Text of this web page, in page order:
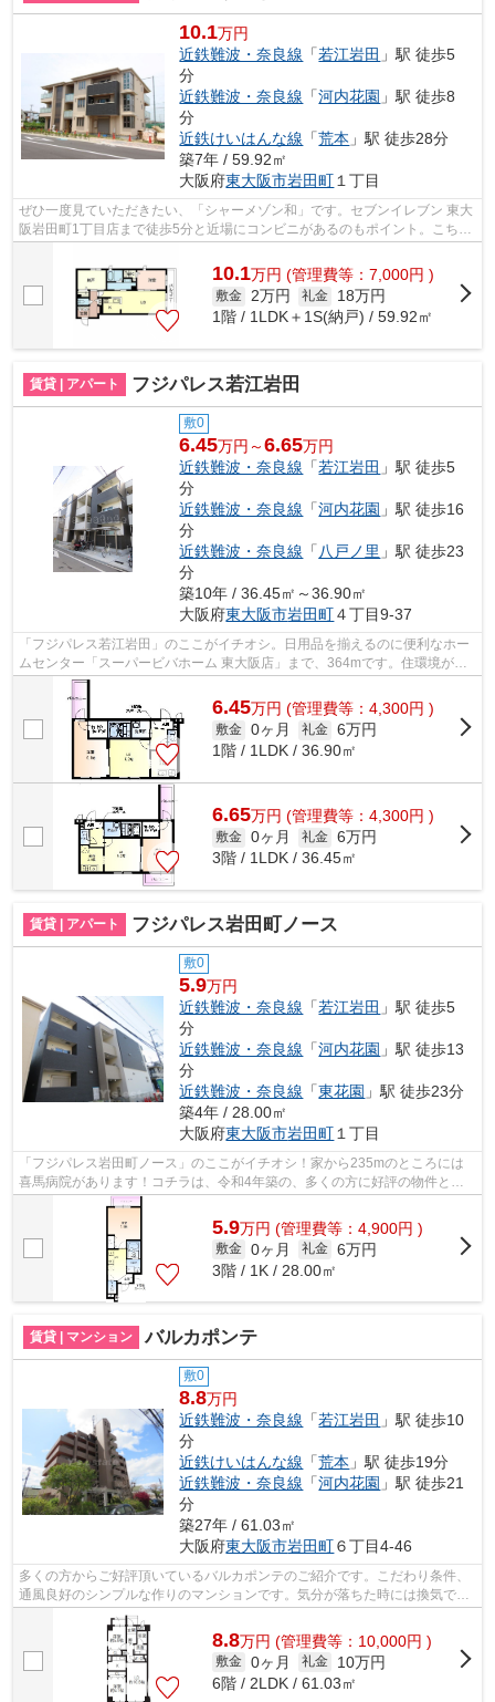
10.1万円
近鉄難波・奈良線 「若江岩田 」駅 徒歩5
分
近鉄難波・奈良線 「河内花園 」駅 徒歩8
分
近鉄けいはんな線 「荒本 」駅 徒歩28分
築7年 / 59.92㎡
大阪府東大阪市岩田町 １丁目
ぜひ一度見ていただきたい、「シャーメゾン和」です。セブンイレブン 東大
阪岩田町1丁目店まで徒歩5分と近場にコンビニがあるのもポイント。こちら
の物件には自走式駐車場があります。...
10.1万円 (管理費等：7,000円 )
敷金 2万円 礼金
18万円
1階 / 1LDK＋1S(納戸) / 59.92㎡
賃貸 | アパート フジパレス若江岩田
敷0
6.45万円～6.65万円
近鉄難波・奈良線 「若江岩田 」駅 徒歩5
分
近鉄難波・奈良線 「河内花園 」駅 徒歩16
分
近鉄難波・奈良線 「八戸ノ里 」駅 徒歩23
分
築10年 / 36.45㎡～36.90㎡
大阪府東大阪市岩田町４丁目9-37
「フジパレス若江岩田」のここがイチオシ。日用品を揃えるのに便利なホー
ムセンター「スーパービバホーム 東大阪店」まで、364mです。住環境がよ
く通風良好で日も入るアパートをご提供...
6.45万円 (管理費等：4,300円 )
敷金 0ヶ月 礼金 6万円
1階 / 1LDK / 36.90㎡
6.65万円 (管理費等：4,300円 )
敷金 0ヶ月 礼金 6万円
3階 / 1LDK / 36.45㎡
賃貸 | アパート フジパレス岩田町ノース
敷0
5.9万円
近鉄難波・奈良線 「若江岩田 」駅 徒歩5
分
近鉄難波・奈良線 「河内花園 」駅 徒歩13
分
近鉄難波・奈良線 「東花園 」駅 徒歩23分
築4年 / 28.00㎡
大阪府東大阪市岩田町１丁目
「フジパレス岩田町ノース」のここがイチオシ！家から235mのところには
喜馬病院があります！コチラは、令和4年築の、多くの方に好評の物件とな
ります！使い勝手の良いアパートでイチオ...
5.9万円 (管理費等：4,900円 )
敷金 0ヶ月 礼金 6万円
3階 / 1K / 28.00㎡
賃貸 | マンション バルカポンテ
敷0
8.8万円
近鉄難波・奈良線 「若江岩田 」駅 徒歩10
分
近鉄けいはんな線 「荒本 」駅 徒歩19分
近鉄難波・奈良線 「河内花園 」駅 徒歩21
分
築27年 / 61.03㎡
大阪府東大阪市岩田町６丁目4-46
多くの方からご好評頂いているバルカポンテのご紹介です。こだわり条件、
通風良好のシンプルな作りのマンションです。気分が落ちた時には換気でリ
フレッシュしましょう。周辺に駅が二...
8.8万円 (管理費等：10,000円 )
敷金 0ヶ月 礼金
10万円
6階 / 2LDK / 61.03㎡